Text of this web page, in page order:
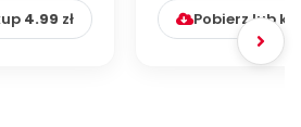
4.99 zł Pobierz lub